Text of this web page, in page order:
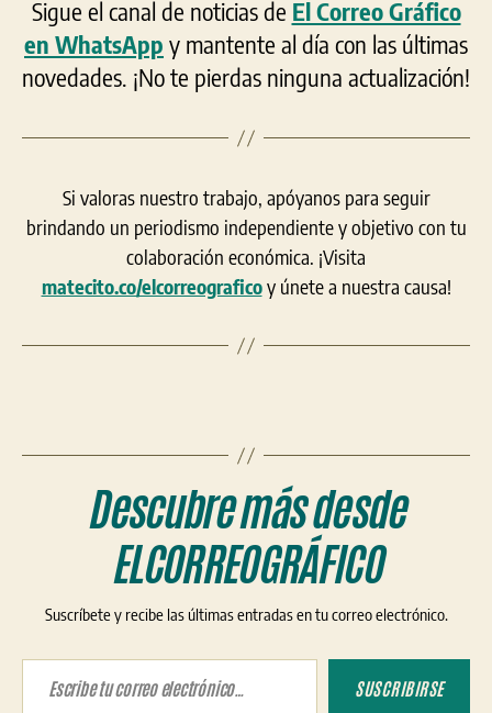
Sigue el canal de noticias de El Correo Gráfico
en WhatsApp y mantente al día con las últimas
novedades. ¡No te pierdas ninguna actualización!
Si valoras nuestro trabajo, apóyanos para seguir
brindando un periodismo independiente y objetivo con tu
colaboración económica. ¡Visita
matecito.co/elcorreograficoy únete a nuestra causa!
Descubre más desde
ELCORREOGRÁFICO
Suscríbete y recibe las últimas entradas en tu correo electrónico.
Escribe tu correo electrónico…
SUSCRIBIRSE